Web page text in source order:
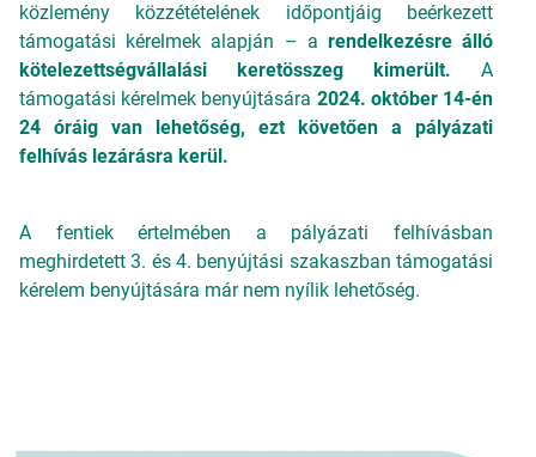
közlemény közzétételének időpontjáig beérkezett
támogatási kérelmek alapján – a rendelkezésre álló
kötelezettségvállalási keretösszeg kimerült. A
támogatási kérelmek benyújtására 2024. október 14-én
24 óráig van lehetőség, ezt követően a pályázati
felhívás lezárásra kerül.
A fentiek értelmében a pályázati felhívásban
meghirdetett 3. és 4. benyújtási szakaszban támogatási
kérelem benyújtására már nem nyílik lehetőség.